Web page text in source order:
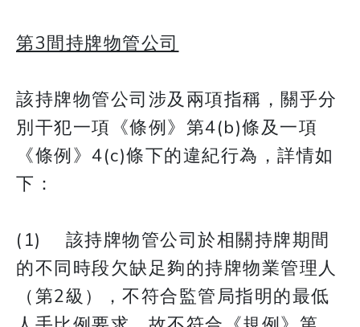
第3間持牌物管公司
該持牌物管公司涉及兩項指稱，關乎分
別干犯一項《條例》第4(b)條及一項
《條例》4(c)條下的違紀行為，詳情如
下：
(1) 該持牌物管公司於相關持牌期間
的不同時段欠缺足夠的持牌物業管理人
（第2級），不符合監管局指明的最低